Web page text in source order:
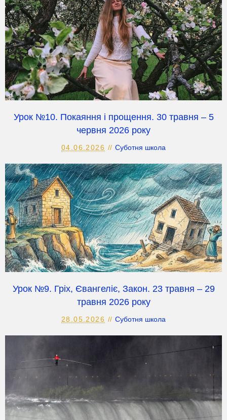
Урок №10. Покаяння і прощення. 30 травня – 5
червня 2026 року
04.06.2026 Суботня школа
Урок №9. Гріх, Євангеліє, Закон. 23 травня – 29
травня 2026 року
28.05.2026 Суботня школа